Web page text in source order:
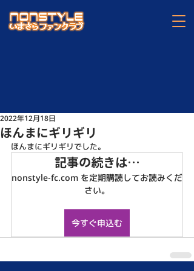
ほんまにギリギリ
2022年12月18日
ほんまにギリギリでした。
記事の続きは…
nonstyle-fc.com を定期購読してお読みくだ
さい。
今すぐ申込む